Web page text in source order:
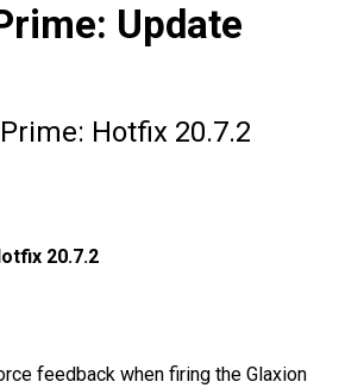
Update
Hotfix 20.7.2
20.7.2
feedback when firing the Glaxion